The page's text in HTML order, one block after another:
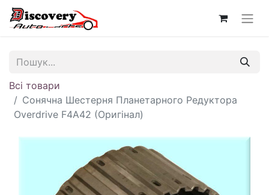
Всі товари
Сонячна Шестерня Планетарного Редуктора
Overdrive F4A42 (Оригінал)